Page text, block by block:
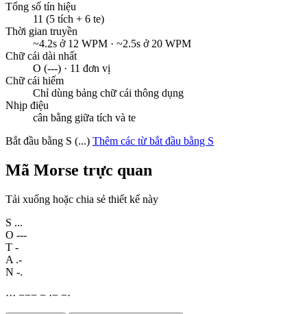
Tổng số tín hiệu
11 (5 tích + 6 te)
Thời gian truyền
~4.2s ở 12 WPM · ~2.5s ở 20 WPM
Chữ cái dài nhất
O (---) · 11 đơn vị
Chữ cái hiếm
Chỉ dùng bảng chữ cái thông dụng
Nhịp điệu
cân bằng giữa tích và te
Bắt đầu bằng S (...) Thêm các từ bắt đầu bằng S
Mã Morse trực quan
Tải xuống hoặc chia sẻ thiết kế này
S ...
O ---
T -
A .-
N -.
··· −−− − ·− −·